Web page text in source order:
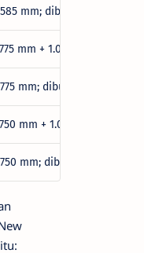
mm; dibulatkan
mm + 1.000 mm
mm; dibulatkan
mm + 1.000 mm
mm; dibulatkan